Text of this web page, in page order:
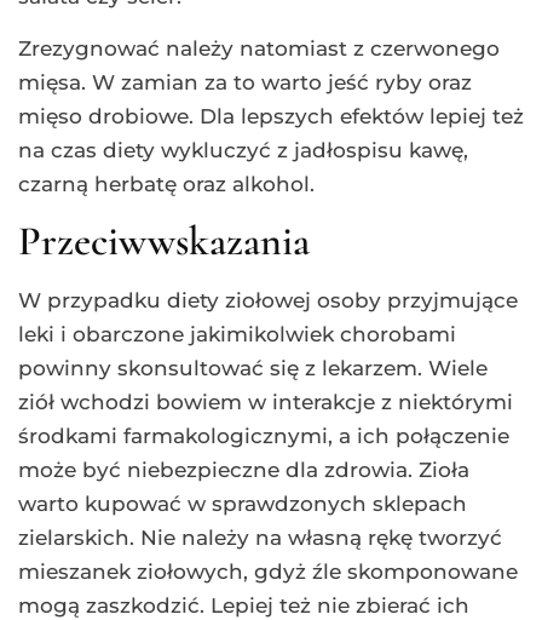
Zrezygnować należy natomiast z czerwonego
mięsa. W zamian za to warto jeść ryby oraz
mięso drobiowe. Dla lepszych efektów lepiej też
na czas diety wykluczyć z jadłospisu kawę,
czarną herbatę oraz alkohol.
Przeciwwskazania
W przypadku diety ziołowej osoby przyjmujące
leki i obarczone jakimikolwiek chorobami
powinny skonsultować się z lekarzem. Wiele
ziół wchodzi bowiem w interakcje z niektórymi
środkami farmakologicznymi, a ich połączenie
może być niebezpieczne dla zdrowia. Zioła
warto kupować w sprawdzonych sklepach
zielarskich. Nie należy na własną rękę tworzyć
mieszanek ziołowych, gdyż źle skomponowane
mogą zaszkodzić. Lepiej też nie zbierać ich